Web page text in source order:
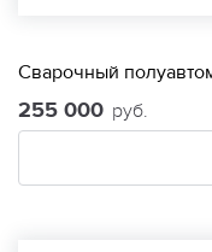
Сварочный
255 000 руб.